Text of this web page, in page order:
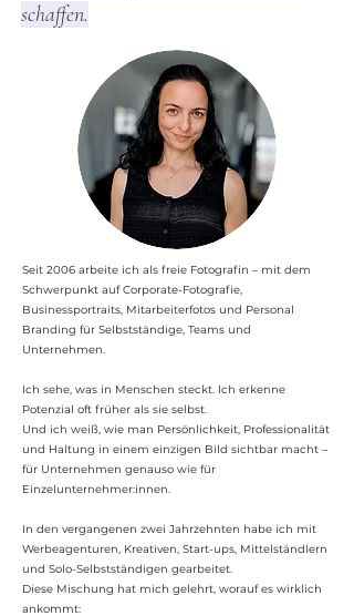
schaffen.
Seit 2006 arbeite ich als freie Fotografin – mit dem
Schwerpunkt auf Corporate-Fotografie,
Businessportraits, Mitarbeiterfotos und Personal
Branding für Selbstständige, Teams und
Unternehmen.
Ich sehe, was in Menschen steckt. Ich erkenne
Potenzial oft früher als sie selbst.
Und ich weiß, wie man Persönlichkeit, Professionalität
und Haltung in einem einzigen Bild sichtbar macht –
für Unternehmen genauso wie für
Einzelunternehmer:innen.
In den vergangenen zwei Jahrzehnten habe ich mit
Werbeagenturen, Kreativen, Start-ups, Mittelständlern
und Solo-Selbstständigen gearbeitet.
Diese Mischung hat mich gelehrt, worauf es wirklich
ankommt: